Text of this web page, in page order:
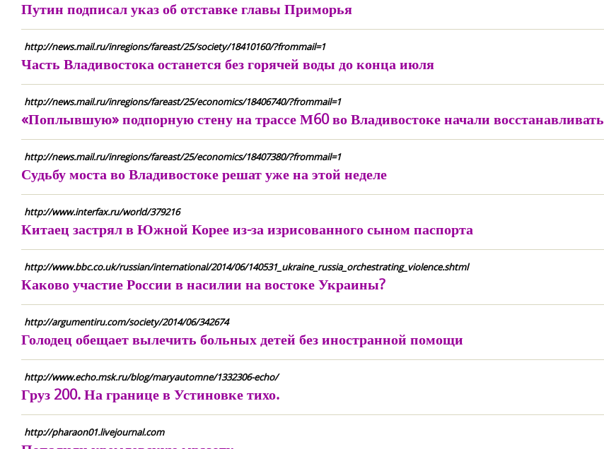
Путин подписал указ об отставке главы Приморья
http://news.mail.ru/inregions/fareast/25/society/18410160/?frommail=1
Часть Владивостока останется без горячей воды до конца июля
http://news.mail.ru/inregions/fareast/25/economics/18406740/?frommail=1
«Поплывшую» подпорную стену на трассе М60 во Владивостоке начали восстанавливать
http://news.mail.ru/inregions/fareast/25/economics/18407380/?frommail=1
Судьбу моста во Владивостоке решат уже на этой неделе
http://www.interfax.ru/world/379216
Китаец застрял в Южной Корее из-за изрисованного сыном паспорта
http://www.bbc.co.uk/russian/international/2014/06/140531_ukraine_russia_orchestrating_violence.shtml
Каково участие России в насилии на востоке Украины?
http://argumentiru.com/society/2014/06/342674
Голодец обещает вылечить больных детей без иностранной помощи
http://www.echo.msk.ru/blog/maryautomne/1332306-echo/
Груз 200. На границе в Устиновке тихо.
http://pharaon01.livejournal.com